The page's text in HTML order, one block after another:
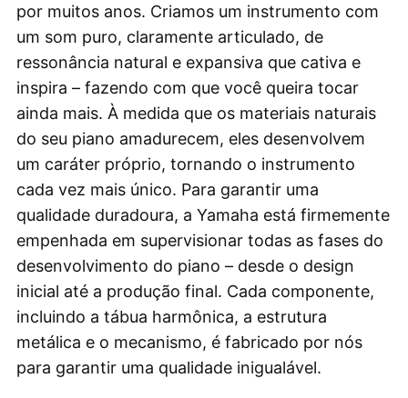
por muitos anos. Criamos um instrumento com
um som puro, claramente articulado, de
ressonância natural e expansiva que cativa e
inspira – fazendo com que você queira tocar
ainda mais. À medida que os materiais naturais
do seu piano amadurecem, eles desenvolvem
um caráter próprio, tornando o instrumento
cada vez mais único. Para garantir uma
qualidade duradoura, a Yamaha está firmemente
empenhada em supervisionar todas as fases do
desenvolvimento do piano – desde o design
inicial até a produção final. Cada componente,
incluindo a tábua harmônica, a estrutura
metálica e o mecanismo, é fabricado por nós
para garantir uma qualidade inigualável.